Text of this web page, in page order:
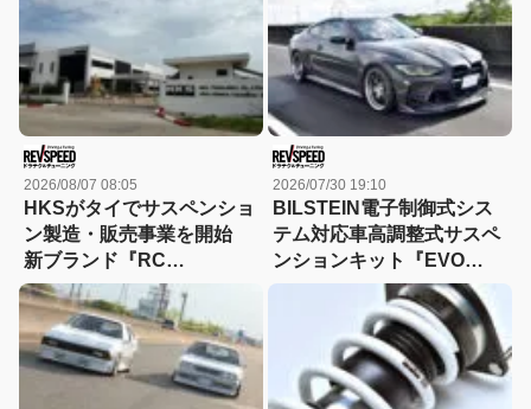
2026/08/07 08:05
HKSがタイでサスペンショ
ン製造・販売事業を開始
新ブランド『RC
Generation』も発売予定
2026/07/30 19:10
BILSTEIN電子制御式シス
テム対応車高調整式サスペ
ンションキット『EVO
SE』をG87 M2/G82 M4で